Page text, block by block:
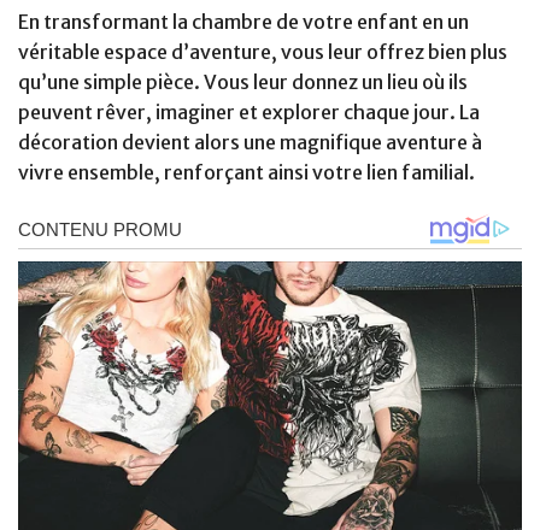
En transformant la chambre de votre enfant en un
véritable espace d’aventure, vous leur offrez bien plus
qu’une simple pièce. Vous leur donnez un lieu où ils
peuvent rêver, imaginer et explorer chaque jour. La
décoration devient alors une magnifique aventure à
vivre ensemble, renforçant ainsi votre lien familial.